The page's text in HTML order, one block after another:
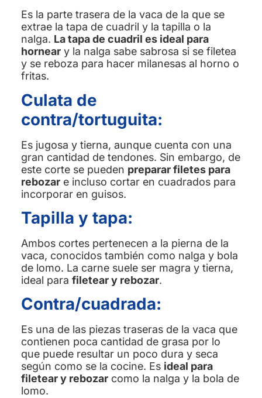
Es la parte trasera de la vaca de la que se
extrae la tapa de cuadril y la tapilla o la
nalga. La tapa de cuadril es ideal para
horneary la nalga sabe sabrosa si se filetea
y se reboza para hacer milanesas al horno o
fritas.
Culata de
contra/tortuguita:
Es jugosa y tierna, aunque cuenta con una
gran cantidad de tendones. Sin embargo, de
este corte se pueden preparar filetes para
rebozare incluso cortar en cuadrados para
incorporar en guisos.
Tapilla y tapa:
Ambos cortes pertenecen a la pierna de la
vaca, conocidos también como nalga y bola
de lomo. La carne suele ser magra y tierna,
ideal para filetear y rebozar.
Contra/cuadrada:
Es una de las piezas traseras de la vaca que
contienen poca cantidad de grasa por lo
que puede resultar un poco dura y seca
según como se la cocine. Es ideal para
filetear y rebozarcomo la nalga y la bola de
lomo.